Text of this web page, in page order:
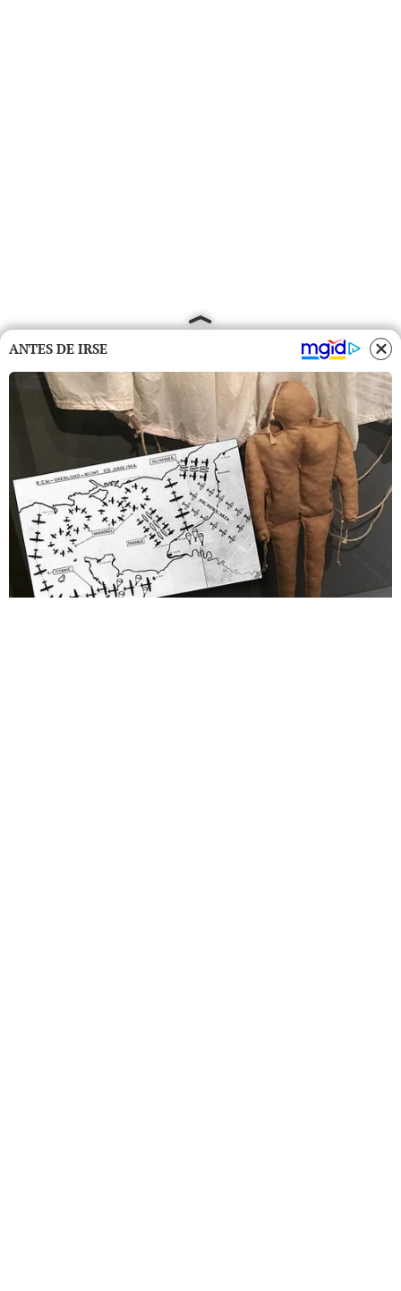
ANTES DE IRSE